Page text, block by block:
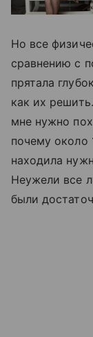
Но все
сравнению с
прятала
как их
мне нужно
почему около
находила
Неужели все
были